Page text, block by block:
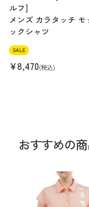
ルフ]
メンズ カラタッチ モ
ックシャツ
SALE
¥8,470 税込
おすすめの